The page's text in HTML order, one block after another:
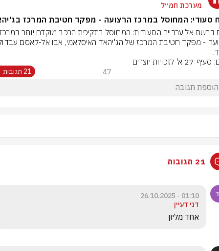
מערכת חמ״ל
סעודי: המחוסל במרכז הרצועה - מפקד חטיבת המרכז
א' לזכויות יוצרים
47 21 תגובות
21 תגובות
01:10 - 26.10.2025
דני דעיין
אחד מליון